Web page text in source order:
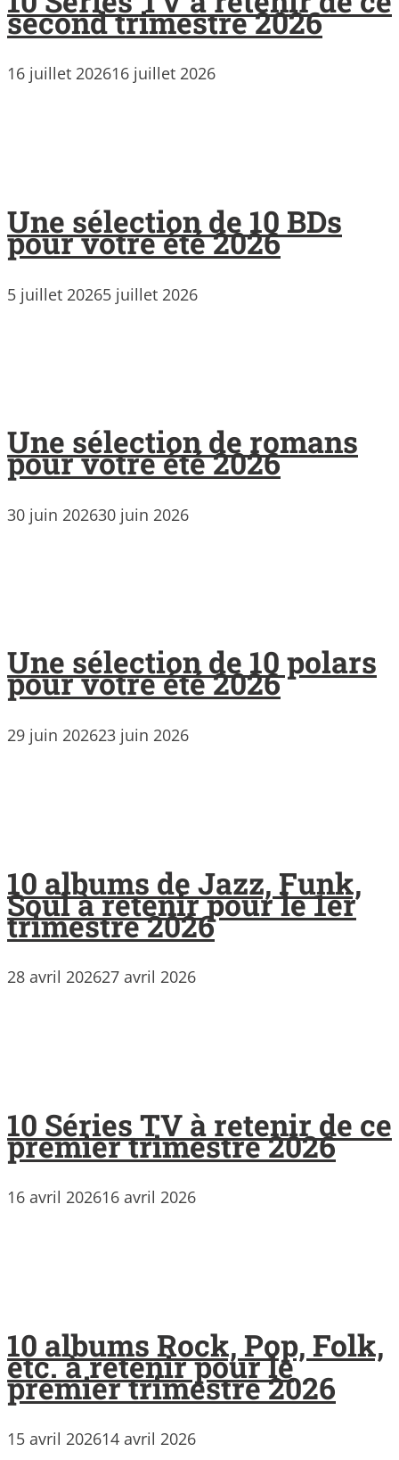
second trimestre 2026
16 juillet 202616 juillet 2026
Une sélection de 10 BDs
pour votre été 2026
5 juillet 20265 juillet 2026
Une sélection de romans
pour votre été 2026
30 juin 202630 juin 2026
Une sélection de 10 polars
pour votre été 2026
29 juin 202623 juin 2026
10 albums de Jazz, Funk,
Soul à retenir pour le 1er
trimestre 2026
28 avril 202627 avril 2026
10 Séries TV à retenir de ce
premier trimestre 2026
16 avril 202616 avril 2026
10 albums Rock, Pop, Folk,
etc. à retenir pour le
premier trimestre 2026
15 avril 202614 avril 2026